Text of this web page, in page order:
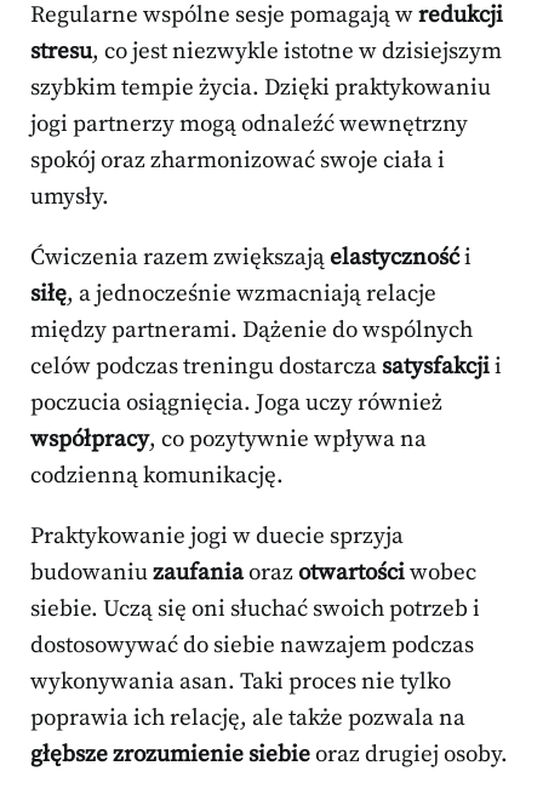
Regularne wspólne sesje pomagają wredukcji
stresu, co jest niezwykle istotne w dzisiejszym
szybkim tempie życia. Dzięki praktykowaniu
jogi partnerzy mogą odnaleźć wewnętrzny
spokój oraz zharmonizować swoje ciała i
umysły.
Ćwiczenia razem zwiększająelastycznośći
siłę, a jednocześnie wzmacniają relacje
między partnerami. Dążenie do wspólnych
celów podczas treningu dostarcza satysfakcjii
poczucia osiągnięcia. Joga uczy również
współpracy, co pozytywnie wpływa na
codzienną komunikację.
Praktykowanie jogi w duecie sprzyja
budowaniuzaufaniaorazotwartościwobec
siebie. Uczą się oni słuchać swoich potrzeb i
dostosowywać do siebie nawzajem podczas
wykonywania asan. Taki proces nie tylko
poprawia ich relację, ale także pozwala na
głębsze zrozumienie siebieoraz drugiej osoby.